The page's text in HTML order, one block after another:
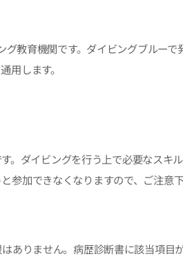
グ教育機関です。ダイビングブルー
用します。
ダイビングを行う上で必要なスキ
参加できなくなりますので、ご注意下
ありません。病歴診断書に該当項